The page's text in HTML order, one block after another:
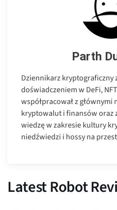
Parth
Dziennikarz kryptograficzny
doświadczeniem w DeFi,
współpracował z
kryptowalut i finansów oraz
wiedzę w zakresie kultury
niedźwiedzi i hossy na
Latest Robot